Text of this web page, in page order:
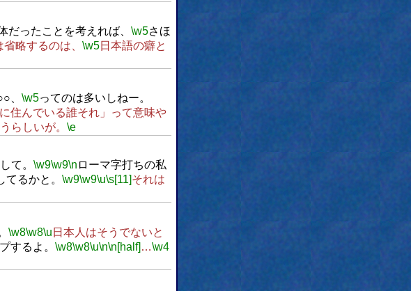
だったことを考えれば、 \w5さほ
略するのは、 \w5日本語の癖と
、 \w5ってのは多いしねー。
住んでいる誰それ」って意味や
らしいが。 \e
て。 \w9\w9\n ローマ字打ちの私
るかと。 \w9\w9\u\s[11]それは
\w8\w8\u 日本人はそうでないと
するよ。 \w8\w8\u\n\n[half] …\w4